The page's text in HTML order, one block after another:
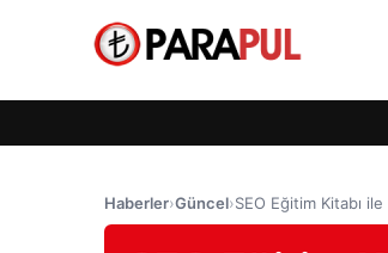
Haberler›Güncel›SEO Eğitim Kitabı ile